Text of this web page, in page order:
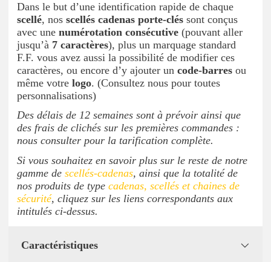
Dans le but d’une identification rapide de chaque
scellé, nos scellés cadenas porte-clés sont conçus
avec une numérotation consécutive (pouvant aller
jusqu’à 7 caractères), plus un marquage standard
F.F. vous avez aussi la possibilité de modifier ces
caractères, ou encore d’y ajouter un code-barres ou
même votre logo. (Consultez nous pour toutes
personnalisations)
Des délais de 12 semaines sont à prévoir ainsi que
des frais de clichés sur les premières commandes :
nous consulter pour la tarification complète.
Si vous souhaitez en savoir plus sur le reste de notre
gamme de scellés-cadenas, ainsi que la totalité de
nos produits de type cadenas, scellés et chaines de
sécurité, cliquez sur les liens correspondants aux
intitulés ci-dessus.
Caractéristiques